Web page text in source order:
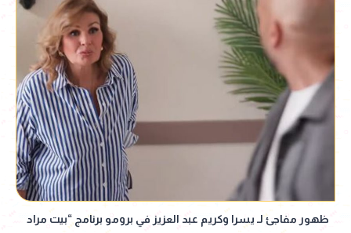
ظهور مفاجئ لـ يسرا وكريم عبد العزيز في برومو برنامج “بيت مراد